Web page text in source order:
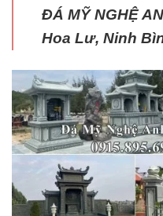
ĐÁ MỸ NGHỆ
Hoa Lư, Ninh